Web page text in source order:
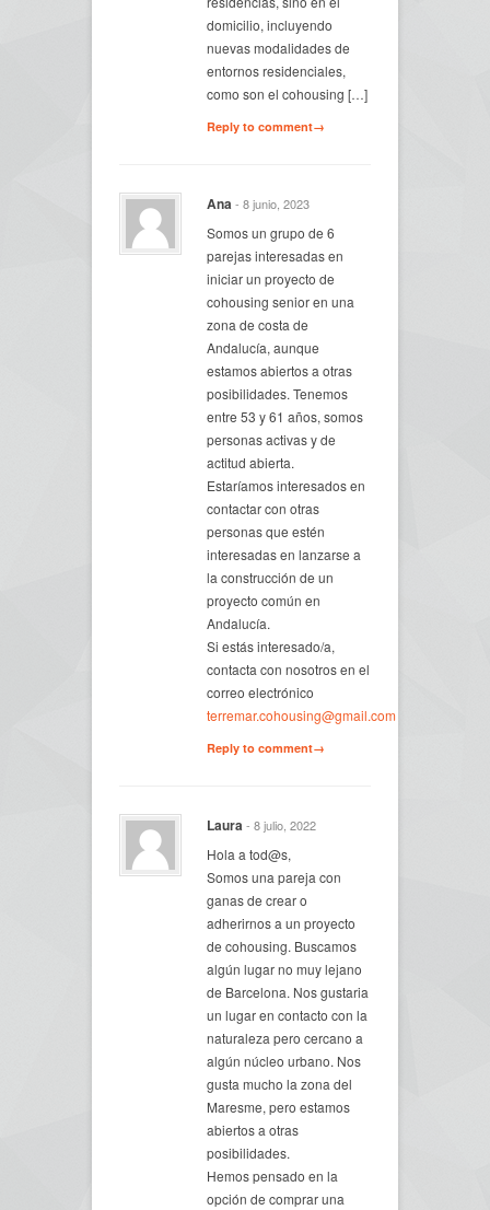
domicilio, incluyendo
nuevas modalidades de
entornos residenciales,
como son el cohousing […]
Reply to comment→
Ana- 8 junio, 2023
Somos un grupo de 6
parejas interesadas en
iniciar un proyecto de
cohousing senior en una
zona de costa de
Andalucía, aunque
estamos abiertos a otras
posibilidades. Tenemos
entre 53 y 61 años, somos
personas activas y de
actitud abierta.
Estaríamos interesados en
contactar con otras
personas que estén
interesadas en lanzarse a
la construcción de un
proyecto común en
Andalucía.
Si estás interesado/a,
contacta con nosotros en el
correo electrónico
terremar.cohousing@gmail.com
Reply to comment→
Laura- 8 julio, 2022
Hola a tod@s,
Somos una pareja con
ganas de crear o
adherirnos a un proyecto
de cohousing. Buscamos
algún lugar no muy lejano
de Barcelona. Nos gustaria
un lugar en contacto con la
naturaleza pero cercano a
algún núcleo urbano. Nos
gusta mucho la zona del
Maresme, pero estamos
abiertos a otras
posibilidades.
Hemos pensado en la
opción de comprar una